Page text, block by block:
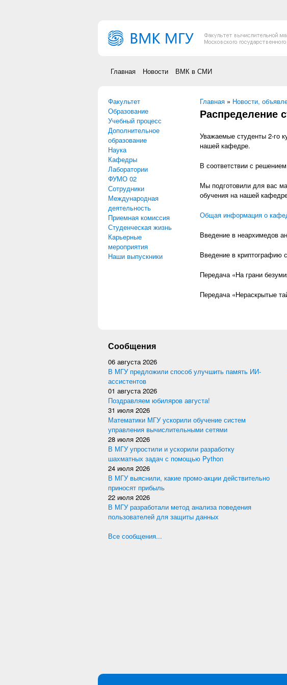
Главная Новости ВМК в СМИ
Факультет
Образование
Учебный процесс
Дополнительное
образование
Наука
Кафедры
Лаборатории
ФУМО 02
Сотрудники
Международная
деятельность
Приемная комиссия
Студенческая жизнь
Карьерные
мероприятия
Наши выпускники
Вы здесь
Главная » Новости,
Распределение
Уважаемые студенты 2-го
нашей кафедре.
В соответствии с
Мы подготовили для вас
обучения на нашей
Общая информация о
Введение в неархимедов
Введение в
Передача «На грани
Передача «Нераскрытые
Сообщения
06 августа 2026
В МГУ предложили способ улучшить память ИИ-
ассистентов
01 августа 2026
Поздравляем юбиляров августа!
31 июля 2026
Математики МГУ ускорили обучение систем
управления вычислительными сетями
28 июля 2026
В МГУ упростили и ускорили разработку
шахматных задач с помощью Python
24 июля 2026
В МГУ выяснили, какие промо-акции действительно
приносят прибыль
22 июля 2026
В МГУ разработали метод анализа поведения
пользователей для защиты данных
Все сообщения...